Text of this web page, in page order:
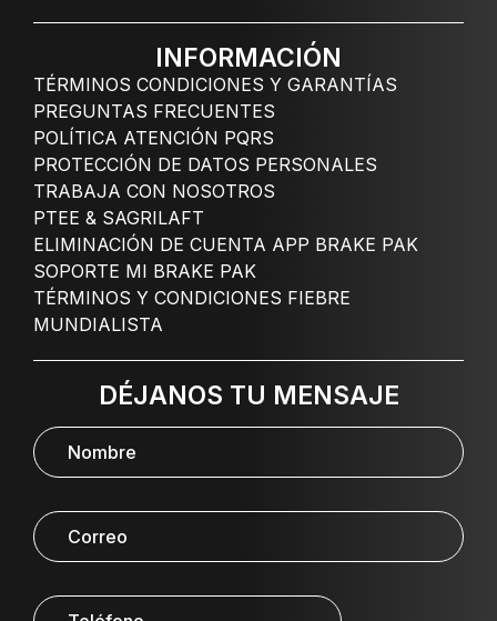
INFORMACIÓN
TÉRMINOS CONDICIONES Y GARANTÍAS
PREGUNTAS FRECUENTES
POLÍTICA ATENCIÓN PQRS
PROTECCIÓN DE DATOS PERSONALES
TRABAJA CON NOSOTROS
PTEE & SAGRILAFT
ELIMINACIÓN DE CUENTA APP BRAKE PAK
SOPORTE MI BRAKE PAK
TÉRMINOS Y CONDICIONES FIEBRE
MUNDIALISTA
DÉJANOS TU MENSAJE